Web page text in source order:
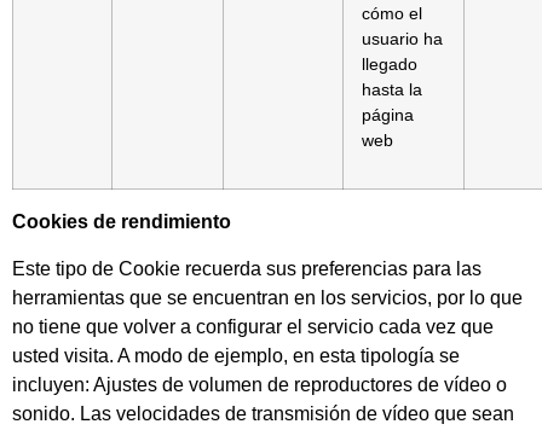
cómo el
usuario ha
llegado
hasta la
página
web
Cookies de rendimiento
Este tipo de Cookie recuerda sus preferencias para las
herramientas que se encuentran en los servicios, por lo que
no tiene que volver a configurar el servicio cada vez que
usted visita. A modo de ejemplo, en esta tipología se
incluyen: Ajustes de volumen de reproductores de vídeo o
sonido. Las velocidades de transmisión de vídeo que sean